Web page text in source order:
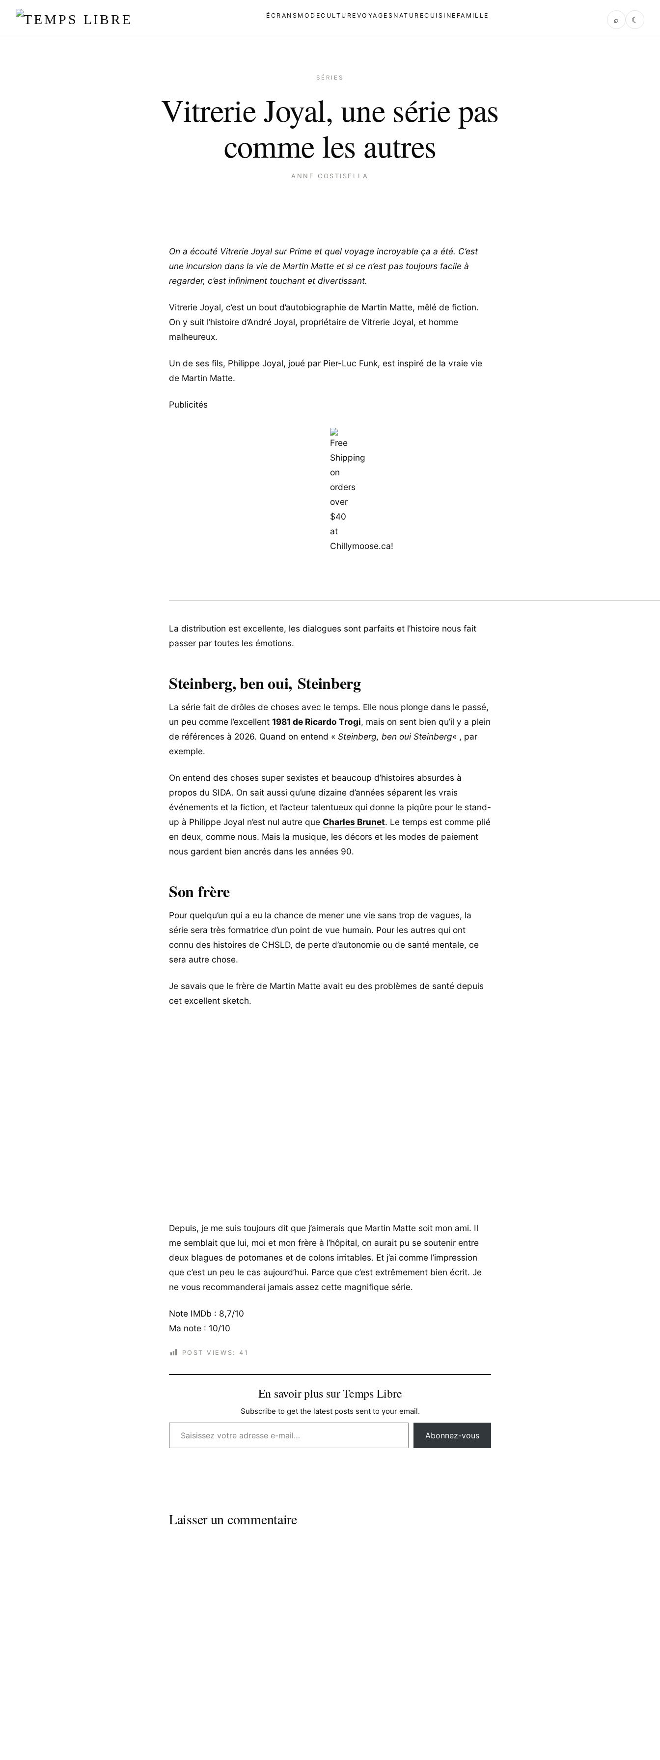
ÉCRANS MODECULTURE VOYAGES NATURECUISINE FAMILLE ⌕ ☾
SÉRIES
Vitrerie Joyal, une série pas
comme les autres
ANNE COSTISELLA
On a écouté Vitrerie Joyal sur Prime et quel voyage incroyable ça a été. C’est
une incursion dans la vie de Martin Matte et si ce n’est pas toujours facile à
regarder, c’est infiniment touchant et divertissant.
Vitrerie Joyal, c’est un bout d’autobiographie de Martin Matte, mêlé de fiction.
On y suit l’histoire d’André Joyal, propriétaire de Vitrerie Joyal, et homme
malheureux.
Un de ses fils, Philippe Joyal, joué par Pier-Luc Funk, est inspiré de la vraie vie
de Martin Matte.
Publicités
La distribution est excellente, les dialogues sont parfaits et l’histoire nous fait
passer par toutes les émotions.
Steinberg, ben oui, Steinberg
La série fait de drôles de choses avec le temps. Elle nous plonge dans le passé,
un peu comme l’excellent 1981 de Ricardo Trogi, mais on sent bien qu’il y a plein
de références à 2026. Quand on entend « Steinberg, ben oui Steinberg« , par
exemple.
On entend des choses super sexistes et beaucoup d’histoires absurdes à
propos du SIDA. On sait aussi qu’une dizaine d’années séparent les vrais
événements et la fiction, et l’acteur talentueux qui donne la piqûre pour le stand-
up à Philippe Joyal n’est nul autre que Charles Brunet. Le temps est comme plié
en deux, comme nous. Mais la musique, les décors et les modes de paiement
nous gardent bien ancrés dans les années 90.
Son frère
Pour quelqu’un qui a eu la chance de mener une vie sans trop de vagues, la
série sera très formatrice d’un point de vue humain. Pour les autres qui ont
connu des histoires de CHSLD, de perte d’autonomie ou de santé mentale, ce
sera autre chose.
Je savais que le frère de Martin Matte avait eu des problèmes de santé depuis
cet excellent sketch.
Depuis, je me suis toujours dit que j’aimerais que Martin Matte soit mon ami. Il
me semblait que lui, moi et mon frère à l’hôpital, on aurait pu se soutenir entre
deux blagues de potomanes et de colons irritables. Et j’ai comme l’impression
que c’est un peu le cas aujourd’hui. Parce que c’est extrêmement bien écrit. Je
ne vous recommanderai jamais assez cette magnifique série.
Note IMDb : 8,7/10
Ma note : 10/10
POST VIEWS: 41
En savoir plus sur Temps Libre
Subscribe to get the latest posts sent to your email.
Saisissez votre adresse e-mail…
Abonnez-vous
Laisser un commentaire